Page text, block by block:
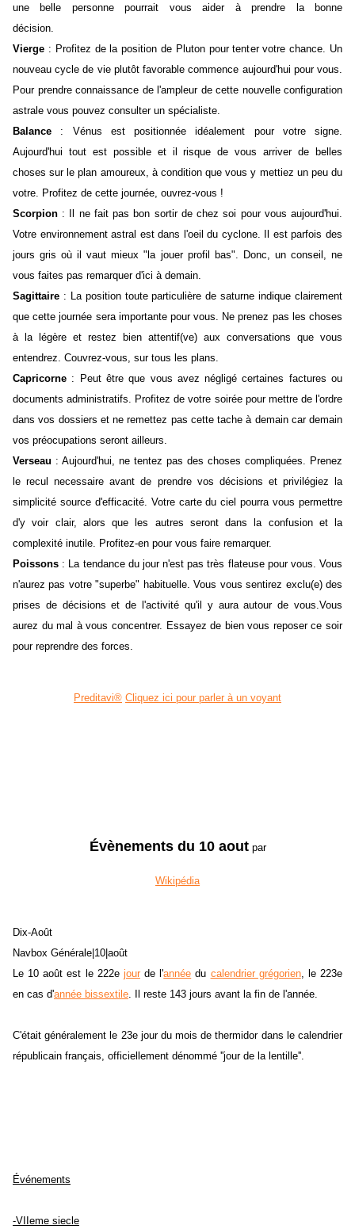
une belle personne pourrait vous aider à prendre la bonne
décision.
Vierge : Profitez de la position de Pluton pour tenter votre chance. Un
nouveau cycle de vie plutôt favorable commence aujourd'hui pour vous.
Pour prendre connaissance de l'ampleur de cette nouvelle configuration
astrale vous pouvez consulter un spécialiste.
Balance : Vénus est positionnée idéalement pour votre signe.
Aujourd'hui tout est possible et il risque de vous arriver de belles
choses sur le plan amoureux, à condition que vous y mettiez un peu du
votre. Profitez de cette journée, ouvrez-vous !
Scorpion : Il ne fait pas bon sortir de chez soi pour vous aujourd'hui.
Votre environnement astral est dans l'oeil du cyclone. Il est parfois des
jours gris où il vaut mieux "la jouer profil bas". Donc, un conseil, ne
vous faites pas remarquer d'ici à demain.
Sagittaire : La position toute particulière de saturne indique clairement
que cette journée sera importante pour vous. Ne prenez pas les choses
à la légère et restez bien attentif(ve) aux conversations que vous
entendrez. Couvrez-vous, sur tous les plans.
Capricorne : Peut être que vous avez négligé certaines factures ou
documents administratifs. Profitez de votre soirée pour mettre de l'ordre
dans vos dossiers et ne remettez pas cette tache à demain car demain
vos préocupations seront ailleurs.
Verseau : Aujourd'hui, ne tentez pas des choses compliquées. Prenez
le recul necessaire avant de prendre vos décisions et privilégiez la
simplicité source d'efficacité. Votre carte du ciel pourra vous permettre
d'y voir clair, alors que les autres seront dans la confusion et la
complexité inutile. Profitez-en pour vous faire remarquer.
Poissons : La tendance du jour n'est pas très flateuse pour vous. Vous
n'aurez pas votre "superbe" habituelle. Vous vous sentirez exclu(e) des
prises de décisions et de l'activité qu'il y aura autour de vous.Vous
aurez du mal à vous concentrer. Essayez de bien vous reposer ce soir
pour reprendre des forces.
Preditavi® Cliquez ici pour parler à un voyant
Évènements du 10 aoutpar
Wikipédia
Dix-Août
Navbox Générale|10|août
Le 10 août est le 222e jourde l'année du calendrier grégorien, le 223e
en cas d'année bissextile. Il reste 143 jours avant la fin de l'année.
C'était généralement le 23e jour du mois de thermidor dans le calendrier
républicain français, officiellement dénommé ''jour de la lentille''.
Événements
-VIIeme siecle